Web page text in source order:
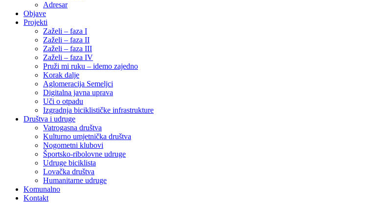
Adresar
Objave
Projekti
Zaželi – faza I
Zaželi – faza II
Zaželi – faza III
Zaželi – faza IV
Pruži mi ruku – idemo zajedno
Korak dalje
Aglomeracija Semeljci
Digitalna javna uprava
Uči o otpadu
Izgradnja biciklističke infrastrukture
Društva i udruge
Vatrogasna društva
Kulturno umjetnička društva
Nogometni klubovi
Športsko-ribolovne udruge
Udruge biciklista
Lovačka društva
Humanitarne udruge
Komunalno
Kontakt